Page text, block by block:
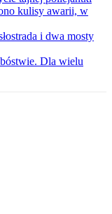
kulisy awarii, w
i dwa mosty
Dla wielu